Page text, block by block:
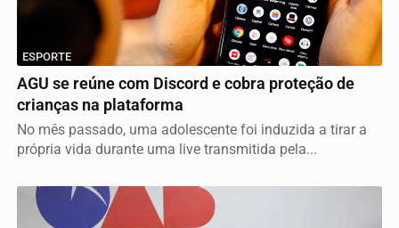
ESPORTE
AGU se reúne com Discord e cobra proteção de
crianças na plataforma
No mês passado, uma adolescente foi induzida a tirar a
própria vida durante uma live transmitida pela...